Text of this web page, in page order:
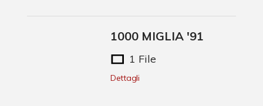
1000 MIGLIA '91
1 File
Dettagli